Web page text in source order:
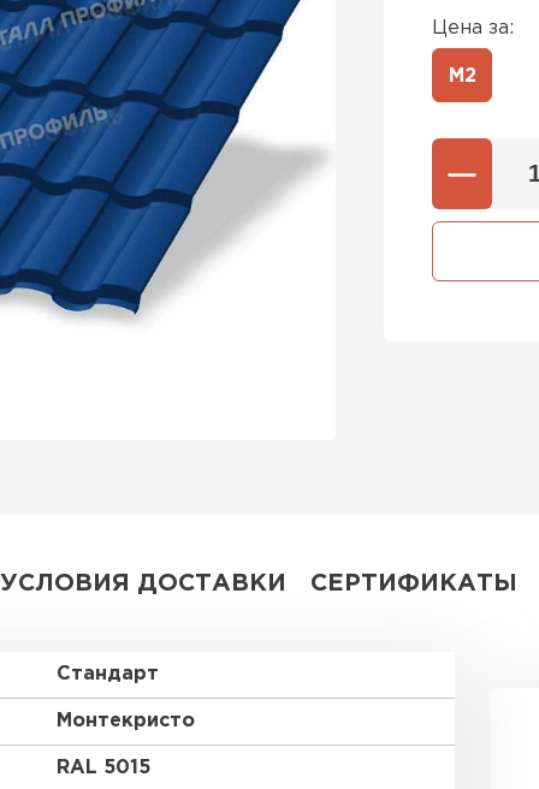
Цена за:
М2
УСЛОВИЯ ДОСТАВКИ СЕРТИФИКАТЫ
Стандарт
Монтекристо
RAL 5015